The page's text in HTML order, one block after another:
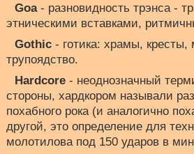
Goa- разновидность трэнса -
этническими вставками,
Gothic - готика: храмы,
трупоядство.
Hardcore - неоднозначный
стороны, хардкором называли
похабного рока (и аналогично
другой, это определение для
молотилова под 150 ударов в